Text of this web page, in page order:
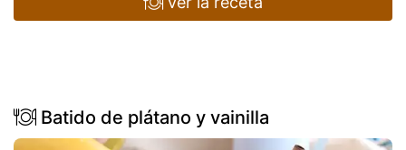
Batido de plátano y vainilla